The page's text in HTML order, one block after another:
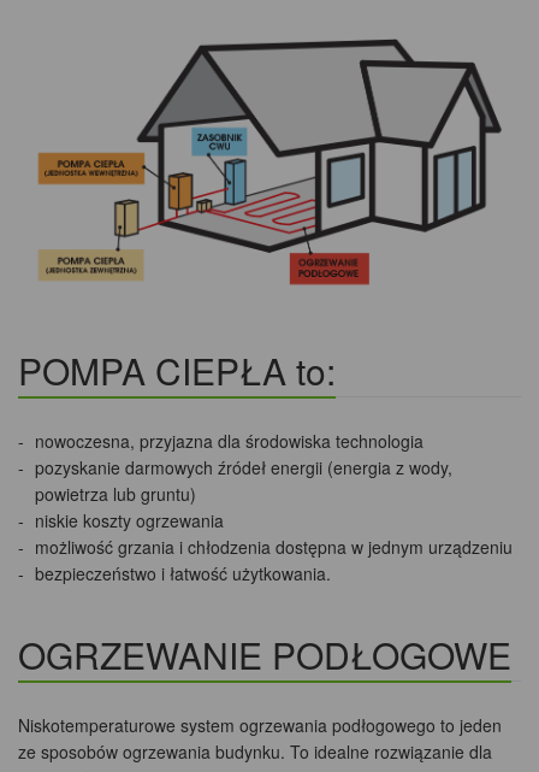
POMPA CIEPŁA to:
nowoczesna, przyjazna dla środowiska technologia
pozyskanie darmowych źródeł energii (energia z wody,
powietrza lub gruntu)
niskie koszty ogrzewania
możliwość grzania i chłodzenia dostępna w jednym urządzeniu
bezpieczeństwo i łatwość użytkowania.
OGRZEWANIE PODŁOGOWE
Niskotemperaturowe system ogrzewania podłogowego to jeden
ze sposobów ogrzewania budynku. To idealne rozwiązanie dla